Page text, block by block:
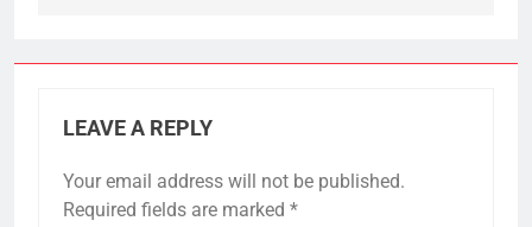
LEAVE A REPLY
Your email address will not be published.
Required fields are marked *